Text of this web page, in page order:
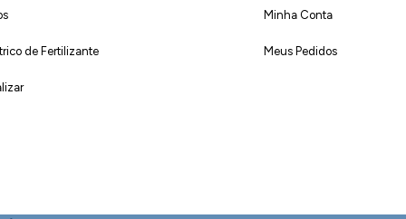
de Fertilizante
Minha Conta
Meus Pedidos